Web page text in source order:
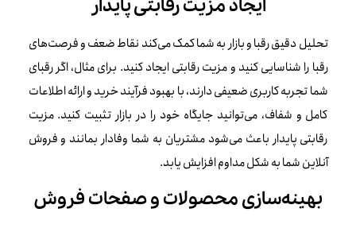
ایجاد مزیت رقابتی پایدار
تحلیل دقیق رقبا و بازار به شما کمک می‌کند نقاط ضعف و فرصت‌های
رقبا را شناسایی کنید و مزیت رقابتی ایجاد کنید. برای مثال، اگر رقبای
شما تجربه کاربری ضعیفی دارند، با بهبود فرآیند خرید و ارائه اطلاعات
کامل و شفاف، می‌توانید جایگاه خود را در بازار تثبیت کنید. مزیت
رقابتی پایدار باعث می‌شود مشتریان به شما وفادار بمانند و فروش
آنلاین شما به شکل مداوم افزایش یابد.
بهینه‌سازی محصولات و صفحات فروش